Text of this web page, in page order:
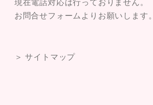
現在電話対応は行っておりません。
お問合せフォームよりお願いします。
＞ サイトマップ